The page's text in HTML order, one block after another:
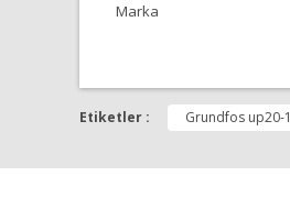
Marka
Bu ürünün fiyat bilgisi,
Görüş ve önerileriniz
Etiketler : Grundfos up20-